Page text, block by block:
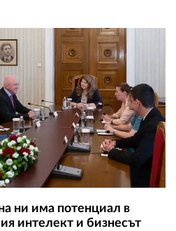
ни има потенциал в
интелект и бизнесът